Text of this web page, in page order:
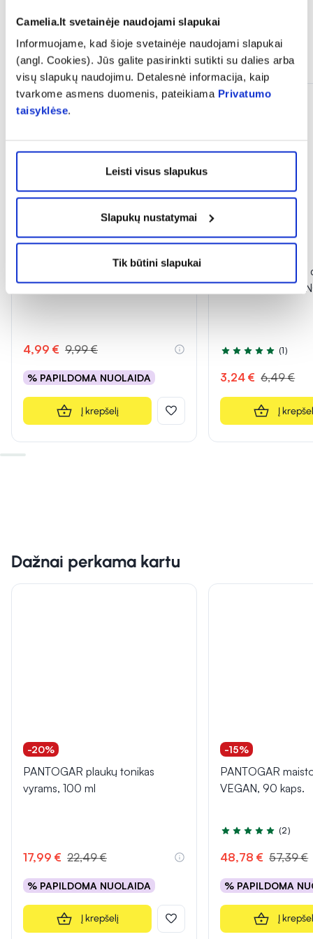
Camelia.lt svetainėje naudojami slapukai
Informuojame, kad šioje svetainėje naudojami slapukai
(angl. Cookies). Jūs galite pasirinkti sutikti su dalies arba
visų slapukų naudojimu. Detalesnė informacija, kaip
tvarkome asmens duomenis, pateikiama Privatumo
taisyklėse.
Leisti visus slapukus
Slapukų nustatymai
Tik būtini slapukai
Panašios prekės
BIOCLIN šampūnas BIO-
FORCE, 200 ml
4,99 € 9,99 €
% PAPILDOMA NUOLAIDA
Į krepšelį
BIOCLIN plaukų
ESSENTIAL
Įvertinimas 5.0 iš 5
(1)
3,24 € 6,49 €
Į
Dažnai perkama kartu
-20%
PANTOGAR plaukų tonikas
vyrams, 100 ml
17,99 € 22,49 €
% PAPILDOMA NUOLAIDA
Į krepšelį
-15%
PANTOGAR
VEGAN, 90 kaps.
Įvertinimas 5.0 iš 5
(2)
48,78 € 57,39 €
% PAPILDOMA
Į